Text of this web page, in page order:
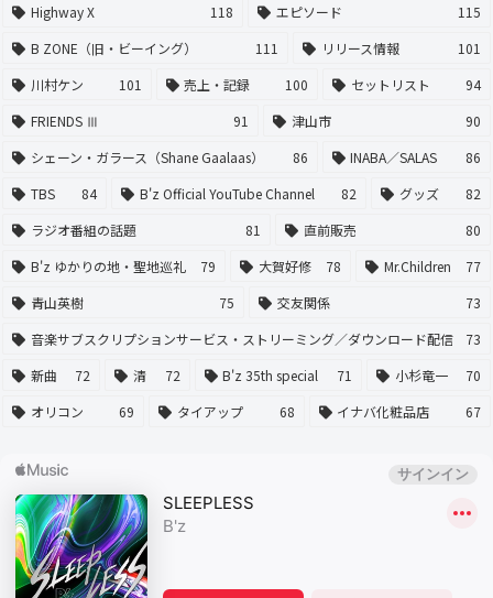
Highway X
118 エピソード
115
B ZONE（旧・ビーイング）
111 リリース情報
101
川村ケン
101 売上・記録 100 セットリスト
94
FRIENDS Ⅲ
91 津山市
90
シェーン・ガラース（Shane Gaalaas）
86 INABA／SALAS
86
TBS
84 B'z Official YouTube Channel 82 グッズ
82
ラジオ番組の話題
81 直前販売
80
B'z ゆかりの地・聖地巡礼
79 大賀好修 78 Mr.Children
77
青山英樹
75 交友関係
73
音楽サブスクリプションサービス・ストリーミング／ダウンロード配信
73
新曲
72 清 72 B'z 35th special 71 小杉竜一
70
オリコン
69 タイアップ 68 イナバ化粧品店 67